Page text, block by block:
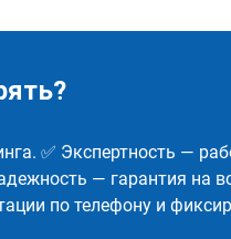
✅ Экспертность —
— гарантия на
по телефону и